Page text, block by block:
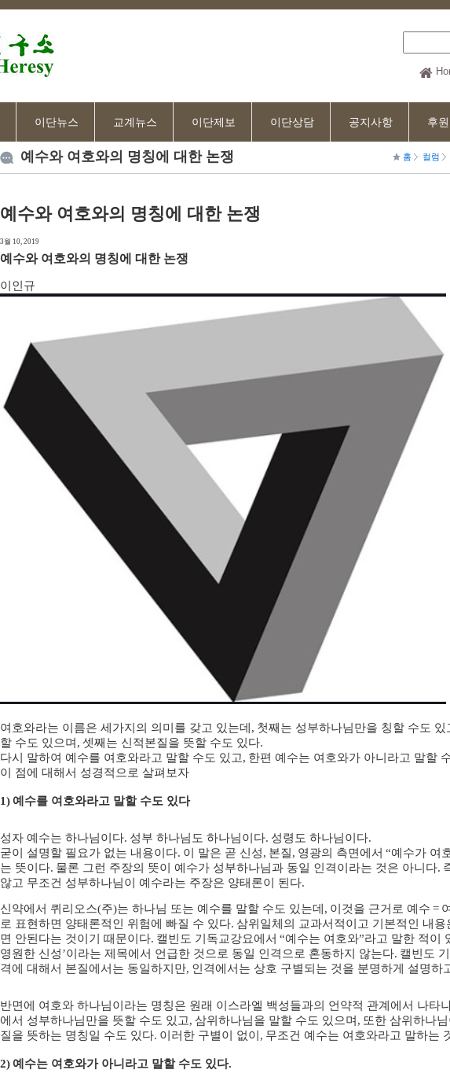
이단뉴스 교계뉴스 이단제보 이단상담 공지사항 후
예수와 여호와의 명칭에 대한 논쟁 홈 컬럼
예수와 여호와의 명칭에 대한 논쟁
3월 10, 2019
예수와 여호와의 명칭에 대한 논쟁
이인규
여호와라는 이름은 세가지의 의미를 갖고 있는데 , 첫째는 성부하나님만을 칭할 수도 있
할 수도 있으며 , 셋째는 신적본질을 뜻할 수도 있다.
다시 말하여 예수를 여호와라고 말할 수도 있고, 한편 예수는 여호와가 아니라고 말할
이 점에 대해서 성경적으로 살펴보자
1)예수를 여호와라고 말할 수도 있다
성자 예수는 하나님이다. 성부 하나님도 하나님이다. 성령도 하나님이다.
굳이 설명할 필요가 없는 내용이다. 이 말은 곧 신성, 본질, 영광의 측면에서 “예수가 여
는 뜻이다. 물론 그런 주장의 뜻이 예수가 성부하나님과 동일 인격이라는 것은 아니다.
않고 무조건 성부하나님이 예수라는 주장은 양태론이 된다.
신약에서 퀴리오스(주)는 하나님 또는 예수를 말할 수도 있는데 , 이것을 근거로 예수 =
로 표현하면 양태론적인 위험에 빠질 수 있다. 삼위일체의 교과서적이고 기본적인 내
면 안된다는 것이기 때문이다. 캘빈도 기독교강요에서 “예수는 여호와”라고 말한 적이
영원한 신성’이라는 제목에서 언급한 것으로 동일 인격으로 혼동하지 않는다. 캘빈도
격에 대해서 본질에서는 동일하지만, 인격에서는 상호 구별되는 것을 분명하게 설명하
반면에 여호와 하나님이라는 명칭은 원래 이스라엘 백성들과의 언약적 관계에서 나타
에서 성부하나님만을 뜻할 수도 있고, 삼위하나님을 말할 수도 있으며 , 또한 삼위하나
질을 뜻하는 명칭일 수도 있다. 이러한 구별이 없이 , 무조건 예수는 여호와라고 말하는
2)예수는 여호와가 아니라고 말할 수도 있다.